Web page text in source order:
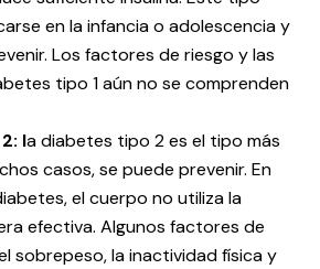
en la infancia o adolescencia y
Los factores de riesgo y las
tipo 1 aún no se comprenden
la diabetes tipo 2 es el tipo más
casos, se puede prevenir. En
el cuerpo no utiliza la
efectiva. Algunos factores de
sobrepeso, la inactividad física y